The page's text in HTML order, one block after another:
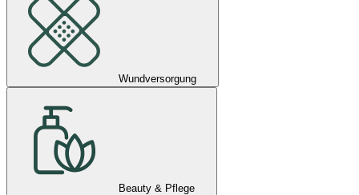
Wundversorgung
Beauty & Pflege